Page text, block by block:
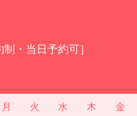
制・当日予約可］
月 火 水 木 金